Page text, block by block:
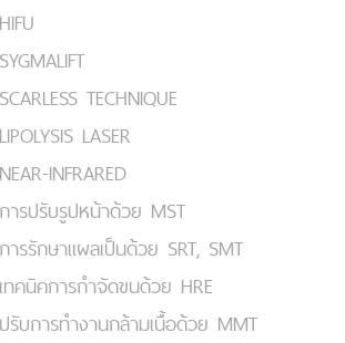
HIFU
SYGMALIFT
SCARLESS TECHNIQUE
LIPOLYSIS LASER
NEAR-INFRARED
การปรับรูปหน้าด้วย MST
การรักษาแผลเป็นด้วย SRT, SMT
เทคนิคการกำจัดขนด้วย HRE
ปรับการทำงานกล้ามเนื้อด้วย MMT